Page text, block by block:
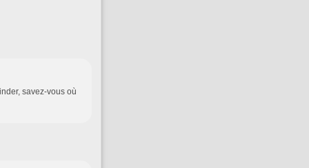
savez-vous où